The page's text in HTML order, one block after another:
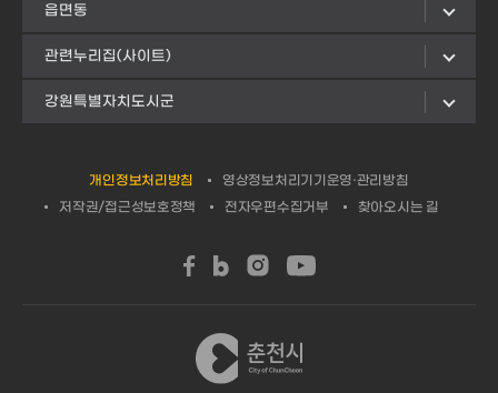
읍면동
관련누리집(사이트)
강원특별자치도시군
개인정보처리방침
영상정보처리기기운영·관리방침
저작권/접근성보호정책
전자우편수집거부 찾아오시는 길